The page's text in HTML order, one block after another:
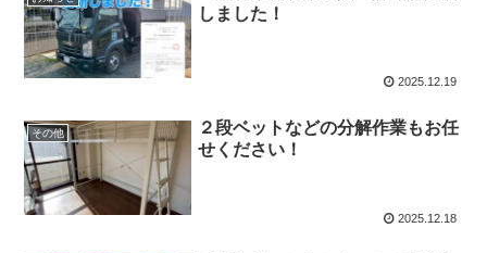
しました！
2025.12.19
その他
２段ベットなどの分解作業もお任
せください！
2025.12.18